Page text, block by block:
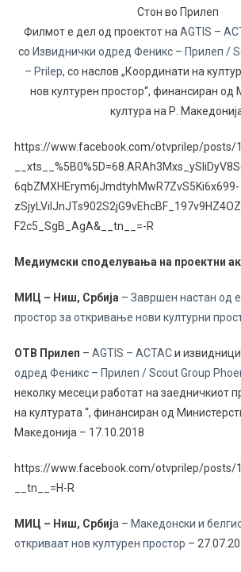
Стон во Прилеп
Филмот е дел од проектот на AGTIS –
со Извиднички одред Феникс – Прилеп /
– Prilep, со наслов „Координати на
нов културен простор“, финансиран од
култура на Р.
https://www.facebook.com/otvprilep/posts/
6qbZMXHErym6jJmdtyhMwR7ZvS5Ki6x699-
F2c5_SgB_AgA&__tn__=-R
Медиумски споделувања на проектни
МИЦ – Ниш, Србија – Завршен настан од
простор за откривање нови културни
OТВ Прилеп – AGTIS – ACTACи
одред Феникс – Прилеп / Scout Group
неколку месеци работат на заедничкиот
на културата “, финансиран од
Македонија – 17.10.2018
https://www.facebook.com/otvprilep/posts/
__tn__=H-R
МИЦ – Ниш, Србија – Македонски и
откриваат нов културен простор –